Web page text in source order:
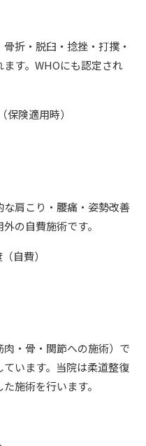
折・脱臼・捻挫・打撲・
す。WHOにも認定され
険適用時）
肩こり・腰痛・姿勢改善
の自費施術です。
自費）
・骨・関節への施術）で
います。当院は柔道整復
施術を行います。